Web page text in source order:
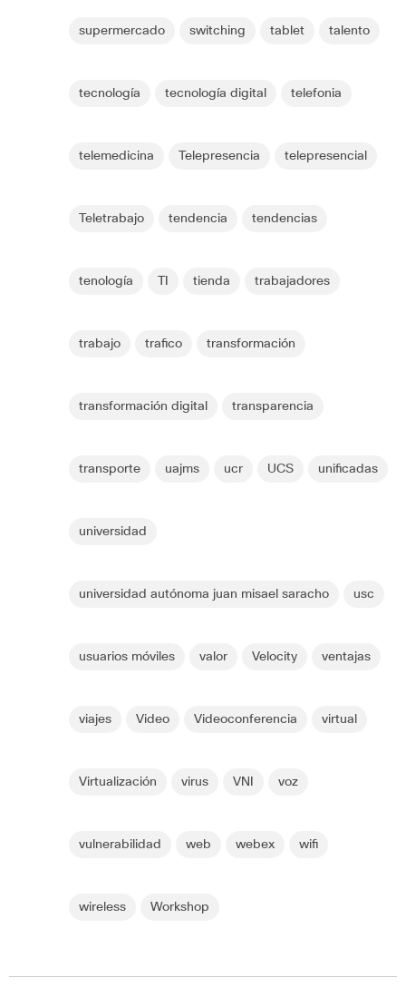
supermercado switching tablet talento
tecnología tecnología digital telefonia
telemedicina Telepresencia telepresencial
Teletrabajo tendencia tendencias
tenología tienda trabajadores
trabajo trafico transformación
transformación digital transparencia
transporte uajms ucr UCS unificadas
universidad
universidad autónoma juan misael saracho usc
usuarios móviles valor Velocity ventajas
viajes Video Videoconferencia virtual
Virtualización virus VNI voz
vulnerabilidad web webex wifi
wireless Workshop